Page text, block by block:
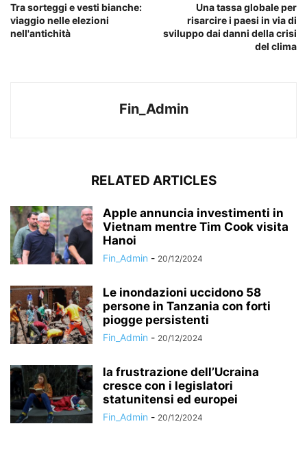
Tra sorteggi e vesti bianche:
viaggio nelle elezioni
nell'antichità
Una tassa globale per
risarcire i paesi in via di
sviluppo dai danni della crisi
del clima
Fin_Admin
RELATED ARTICLES
Apple annuncia investimenti in
Vietnam mentre Tim Cook visita
Hanoi
Fin_Admin - 20/12/2024
Le inondazioni uccidono 58
persone in Tanzania con forti
piogge persistenti
Fin_Admin - 20/12/2024
la frustrazione dell’Ucraina
cresce con i legislatori
statunitensi ed europei
Fin_Admin - 20/12/2024